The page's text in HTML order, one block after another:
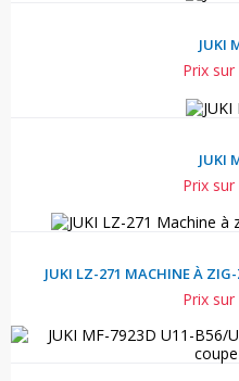
JUKI
Prix
JUKI
Prix
JUKI LZ-271 MACHINE À
Prix